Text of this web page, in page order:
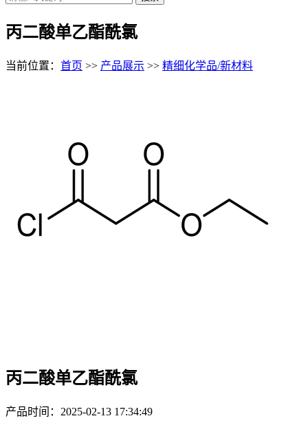
丙二酸单乙酯酰氯
当前位置： 首页 >> 产品展示 >> 精细化学品/新材料
丙二酸单乙酯酰氯
产品时间：2025-02-13 17:34:49